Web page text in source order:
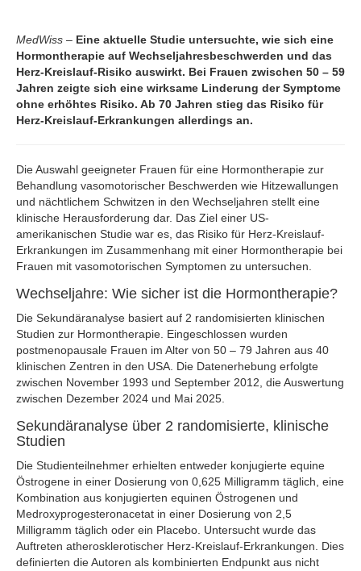
MedWiss – Eine aktuelle Studie untersuchte, wie sich eine
Hormontherapie auf Wechseljahresbeschwerden und das
Herz-Kreislauf-Risiko auswirkt. Bei Frauen zwischen 50 – 59
Jahren zeigte sich eine wirksame Linderung der Symptome
ohne erhöhtes Risiko. Ab 70 Jahren stieg das Risiko für
Herz-Kreislauf-Erkrankungen allerdings an.
Die Auswahl geeigneter Frauen für eine Hormontherapie zur
Behandlung vasomotorischer Beschwerden wie Hitzewallungen
und nächtlichem Schwitzen in den Wechseljahren stellt eine
klinische Herausforderung dar. Das Ziel einer US-
amerikanischen Studie war es, das Risiko für Herz-Kreislauf-
Erkrankungen im Zusammenhang mit einer Hormontherapie bei
Frauen mit vasomotorischen Symptomen zu untersuchen.
Wechseljahre: Wie sicher ist die Hormontherapie?
Die Sekundäranalyse basiert auf 2 randomisierten klinischen
Studien zur Hormontherapie. Eingeschlossen wurden
postmenopausale Frauen im Alter von 50 – 79 Jahren aus 40
klinischen Zentren in den USA. Die Datenerhebung erfolgte
zwischen November 1993 und September 2012, die Auswertung
zwischen Dezember 2024 und Mai 2025.
Sekundäranalyse über 2 randomisierte, klinische
Studien
Die Studienteilnehmer erhielten entweder konjugierte equine
Östrogene in einer Dosierung von 0,625 Milligramm täglich, eine
Kombination aus konjugierten equinen Östrogenen und
Medroxyprogesteronacetat in einer Dosierung von 2,5
Milligramm täglich oder ein Placebo. Untersucht wurde das
Auftreten atherosklerotischer Herz-Kreislauf-Erkrankungen. Dies
definierten die Autoren als kombinierten Endpunkt aus nicht